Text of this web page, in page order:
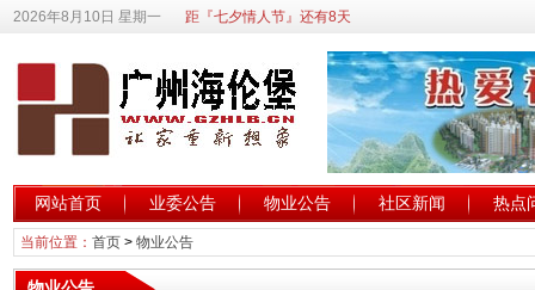
2026年8月10日 星期一 距『七夕情人节』还有8天
网站首页 业委公告 物业公告 社区新闻 热点
当前位置： 首页> 物业公告